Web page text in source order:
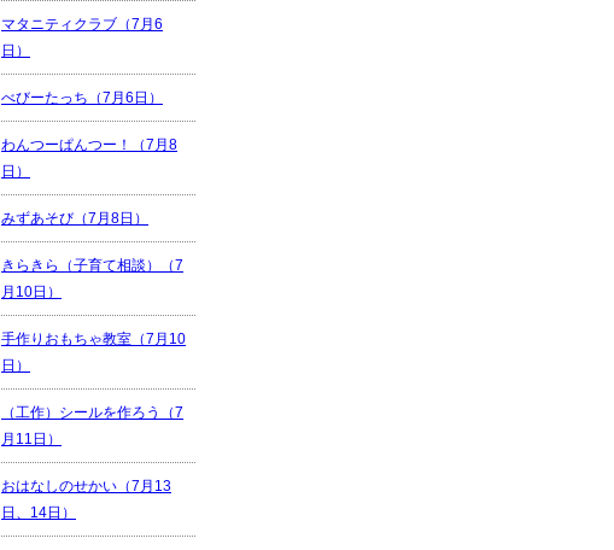
マタニティクラブ（7月6
日）
べびーたっち（7月6日）
わんつーぱんつー！（7月8
日）
みずあそび（7月8日）
きらきら（子育て相談）（7
月10日）
手作りおもちゃ教室（7月10
日）
（工作）シールを作ろう（7
月11日）
おはなしのせかい（7月13
日、14日）